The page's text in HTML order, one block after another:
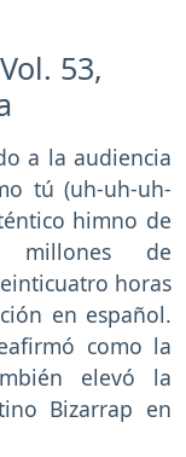
53,
a la audiencia
tú (uh-uh-uh-
himno de
millones de
horas
en español.
como la
elevó la
Bizarrap en